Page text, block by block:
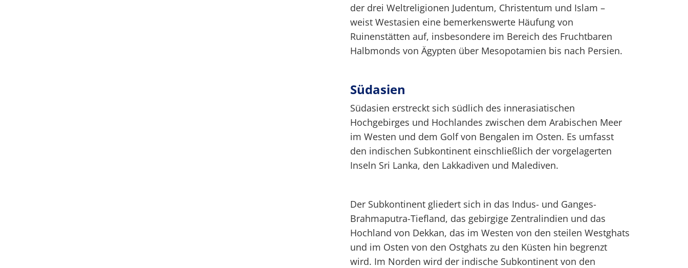
der drei Weltreligionen Judentum, Christentum und Islam –
weist Westasien eine bemerkenswerte Häufung von
Ruinenstätten auf, insbesondere im Bereich des Fruchtbaren
Halbmonds von Ägypten über Mesopotamien bis nach Persien.
Südasien
Südasien erstreckt sich südlich des innerasiatischen
Hochgebirges und Hochlandes zwischen dem Arabischen Meer
im Westen und dem Golf von Bengalen im Osten. Es umfasst
den indischen Subkontinent einschließlich der vorgelagerten
Inseln Sri Lanka, den Lakkadiven und Malediven.
Der Subkontinent gliedert sich in das Indus- und Ganges-
Brahmaputra-Tiefland, das gebirgige Zentralindien und das
Hochland von Dekkan, das im Westen von den steilen Westghats
und im Osten von den Ostghats zu den Küsten hin begrenzt
wird. Im Norden wird der indische Subkontinent von den